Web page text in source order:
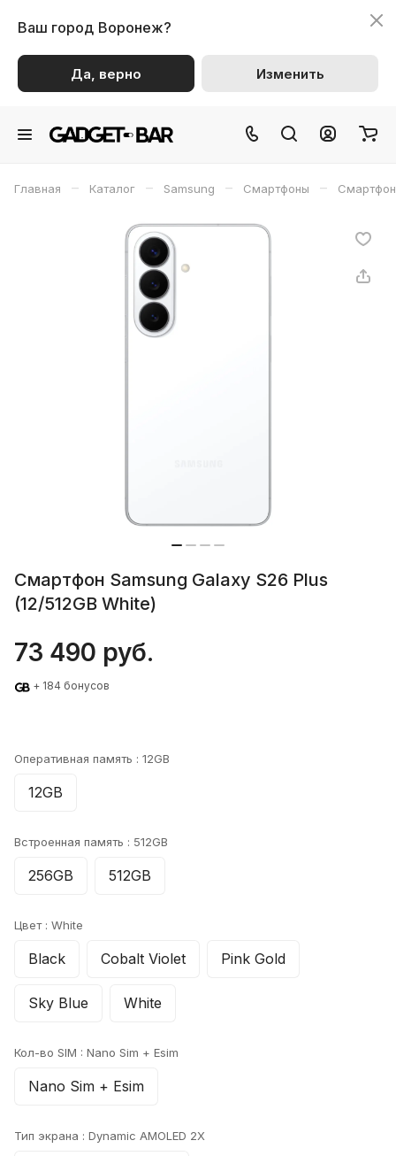
Ваш город Воронеж?
Да, верно Изменить
Главная – Каталог – Samsung – Смартфоны –
Смартфон Samsung Galaxy S26 Plus
(12/512GB White)
73 490 руб.
+ 184 бонусов
Оперативная память : 12GB
12GB
Встроенная память : 512GB
256GB 512GB
Цвет : White
Black Cobalt Violet Pink Gold
Sky Blue White
Кол-во SIM : Nano Sim + Esim
Nano Sim + Esim
Тип экрана : Dynamic AMOLED 2X